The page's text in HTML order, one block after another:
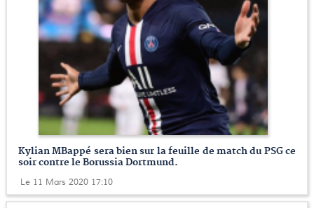
Kylian MBappé sera bien sur la feuille de match du PSG ce
soir contre le Borussia Dortmund.
Le 11 Mars 2020 17:10